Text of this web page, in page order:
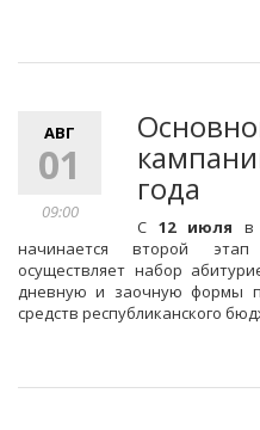
АВГ
01
09:00
года
С 12 июля в
начинается второй
осуществляет набор
дневную и заочную формы
средств республиканского